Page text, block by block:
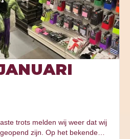
trots melden wij weer dat wij
zijn. Op het bekende…